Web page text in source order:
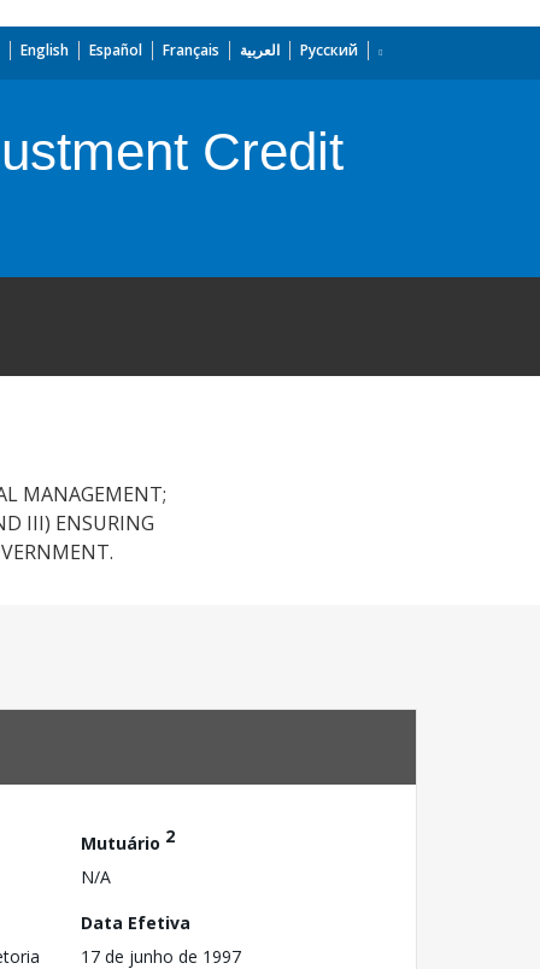
English Español Français العربية Русский
Credit
MANAGEMENT;
III) ENSURING
Mutuário 2
N/A
Data Efetiva
17 de junho de 1997